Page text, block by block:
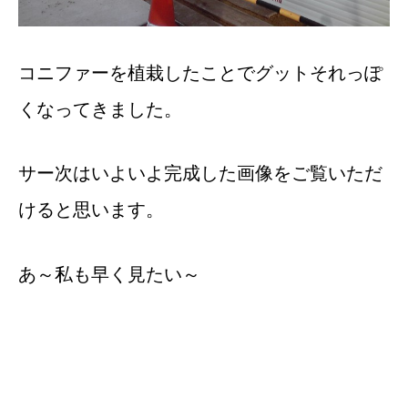
コニファーを植栽したことでグットそれっぽ
くなってきました。
サー次はいよいよ完成した画像をご覧いただ
けると思います。
あ～私も早く見たい～